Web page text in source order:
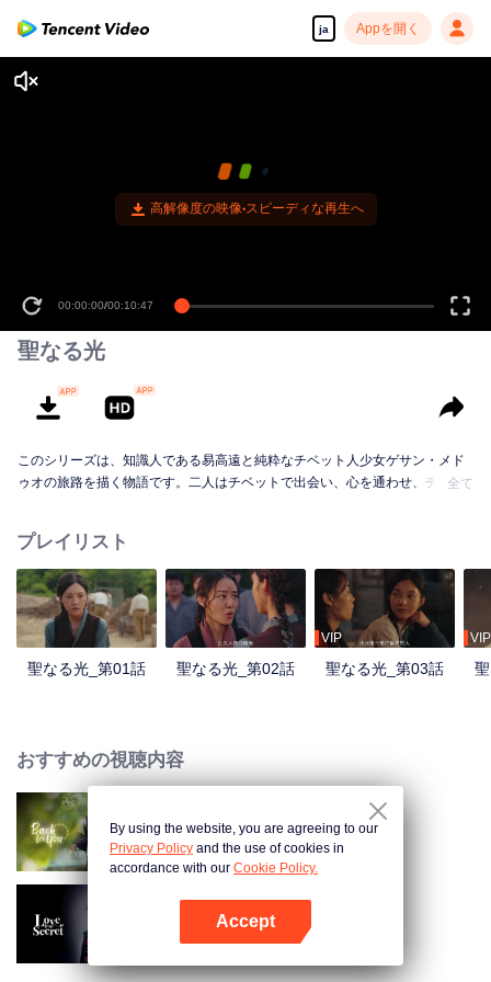
ja Appを開く
高解像度の映像•スピーディな再生へ
00:00:00/00:10:47
聖なる光
このシリーズは、知識人である易高遠と純粋なチベット人少女ゲサン・メド
ゥオの旅路を描く物語です。二人はチベットで出会い、心を通わせ、チベッ
校の創設と発展を描きます。平和解放がチベットとその人々ににもたらした
大きな変化を浮き彫りにし、新チベットの困難ながらも揺るぎない発展の道
のりを描いています。
全て
プレイリスト
聖なる光_第01話 聖なる光_第02話
VIP
聖なる光_第03話
VIP
おすすめの視聴内容
時間に逆らって来る君
秘密の恋
By using the website, you are agreeing to our
Privacy Policy and the use of cookies in
accordance with our Cookie Policy.
Accept